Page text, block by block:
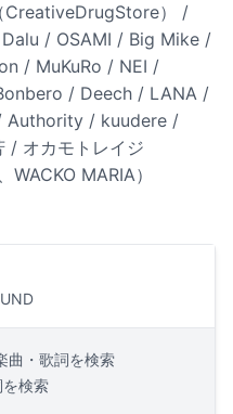
CreativeDrugStore） /
/ OSAMI / Big Mike /
/ MuKuRo / NEI /
/ Deech / LANA /
Authority / kuudere /
/ オカモトレイジ
WACKO MARIA）
曲・歌詞を検索
検索